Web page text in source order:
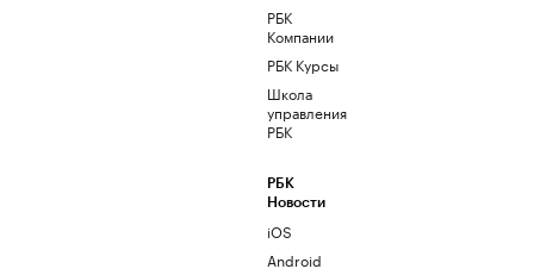
РБК
Компании
РБК Курсы
Школа
управления
РБК
РБК
Новости
iOS
Android